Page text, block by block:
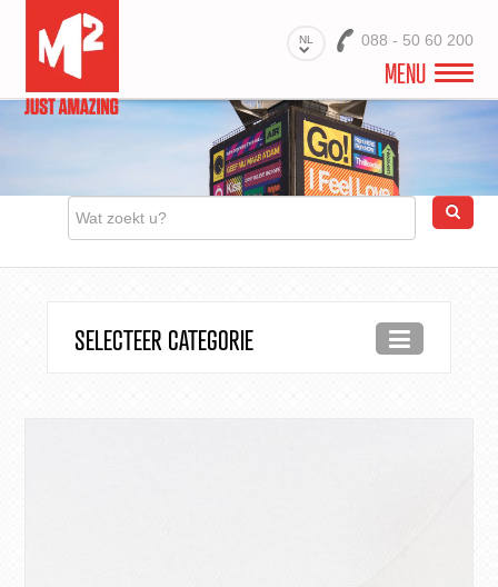
NL 088 - 50 60 200
MENU
PROJECTEN
PRODUCTEN
SELECTEER CATEGORIE